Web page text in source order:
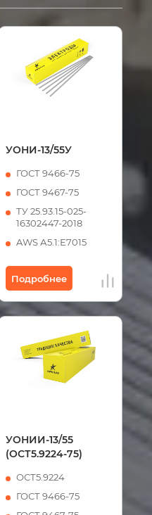
УОНИ-13/55У
ГОСТ 9466-75
ГОСТ 9467-75
ТУ 25.93.15-025-
16302447-2018
AWS А5.1:Е7015
Подробнее
УОНИИ-13/55
(ОСТ5.9224-75)
ОСТ5.9224
ГОСТ 9466-75